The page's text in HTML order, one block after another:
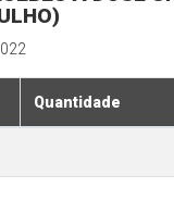
Quantidade